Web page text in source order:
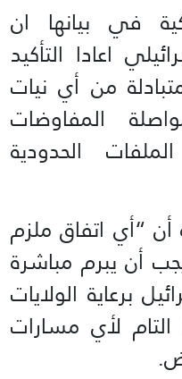
في بيانها ان
اعادا التأكيد
من أي نيات
المفاوضات
الحدودية
أن “أي اتفاق ملزم
أن يبرم مباشرة
برعاية الولايات
التام لأي مسارات